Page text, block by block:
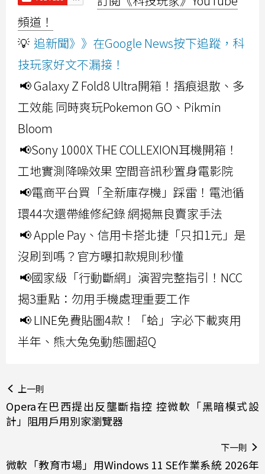
頻道！
💡 追新聞》》在Google News按下追蹤，科
技玩家好文不漏接！
📢 Galaxy Z Fold8 Ultra開箱！摺痕退散、多
工效能 同時爽玩Pokemon GO、Pikmin
Bloom
📢Sony 1000X THE COLLEXION耳機開箱！
工地實測降噪效果 空間音訊秒置身電影院
📢電商平台買「全新庫存機」踩雷！電池循
環44次還帶維修紀錄 網揭無良賣家手法
📢 Apple Pay、信用卡搭北捷「只扣1元」是
沒刷到嗎？官方曝扣款規則秒懂
📢國家級「行動斷網」演習完整指引！NCC
揭3重點：勿用手機處理重要工作
📢 LINE免費貼圖4款！「蛤」字必下載爽用
半年、熊大兔兔動態圖超Q
上一則
Opera在巴西提出反壟斷指控 控微軟「黑暗模式設
計」阻用戶用別家瀏覽器
下一則
微軟「教育市場」用Windows 11 SE作業系統 2026年